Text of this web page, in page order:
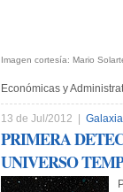
Imagen cortesía: Mario
Económicas y
13 de Jul/2012 |
PRIMERA
UNIVERSO